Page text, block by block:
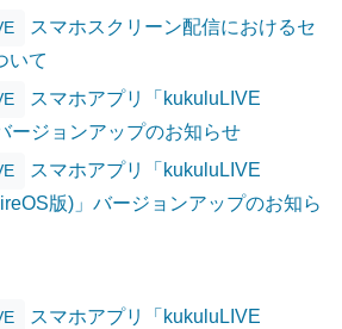
スマホスクリーン配信におけるセ
いて
スマホアプリ「kukuluLIVE
ージョンアップのお知らせ
スマホアプリ「kukuluLIVE
版)」バージョンアップのお知ら
スマホアプリ「kukuluLIVE